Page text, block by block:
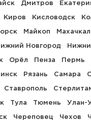
Дмитров
Киров Кисловодск
Майкоп
Новгород
Орёл Пенза Пермь
Рязань Самара
Ставрополь
Тула Тюмень Улан-
Череповец Чехов